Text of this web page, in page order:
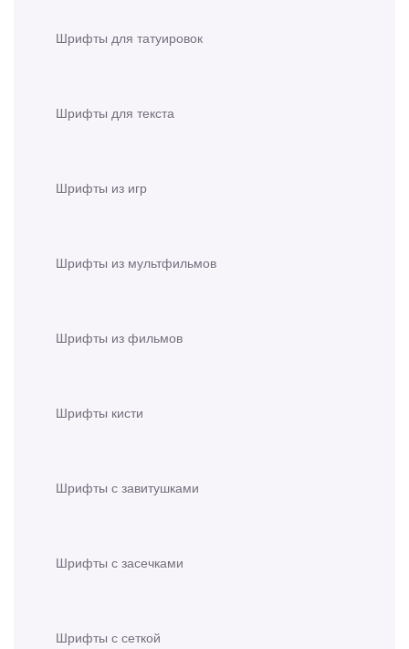
Шрифты для татуировок
Шрифты для текста
Шрифты из игр
Шрифты из мультфильмов
Шрифты из фильмов
Шрифты кисти
Шрифты с завитушками
Шрифты с засечками
Шрифты с сеткой